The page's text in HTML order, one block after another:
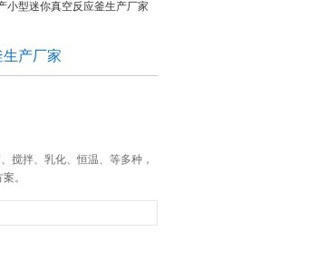
小型迷你真空反应釜生产厂家
生产厂家
搅拌、乳化、恒温、等多种，
。